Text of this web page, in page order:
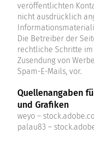
veröffentlichten
nicht ausdrücklich
Die Betreiber der
rechtliche Schritte
Zusendung von
Spam-E-Mails, vor.
Quellenangaben
und Grafiken
weyo –
palau83 –